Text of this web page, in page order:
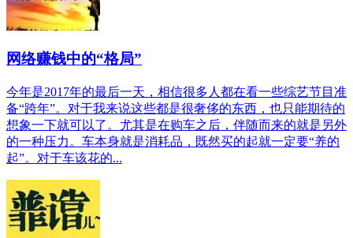
网络赚钱中的“格局”
今年是2017年的最后一天，相信很多人都在看一些综艺节目准
备“跨年”。对于我来说这些都是很奢侈的东西，也只能期待的
想象一下就可以了。尤其是在购车之后，伴随而来的就是另外
的一种压力。车本身就是消耗品，既然买的起就一定要“养的
起”。对于车该花的...